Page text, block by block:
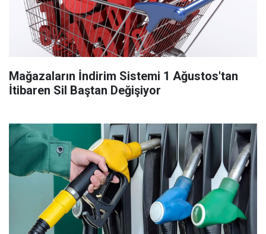
Mağazaların İndirim Sistemi 1 Ağustos'tan
İtibaren Sil Baştan Değişiyor